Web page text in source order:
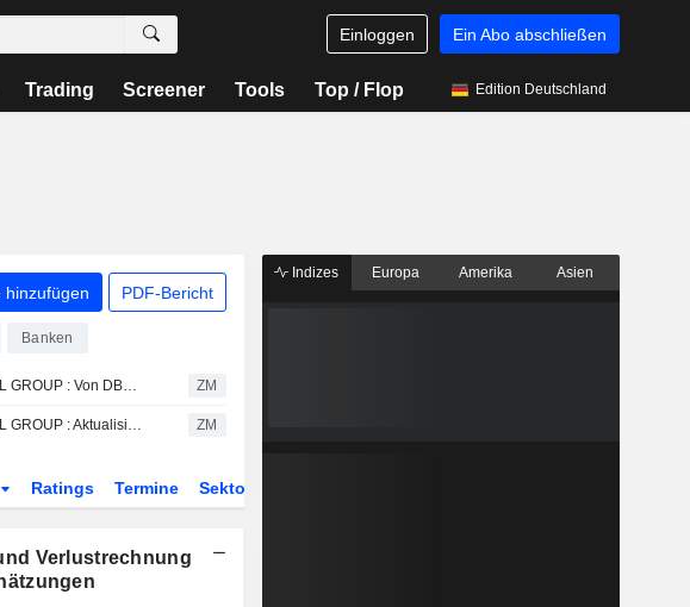
Einloggen Ein Abo abschließen
Trading Screener Tools Top / Flop Edition Deutschland
hinzufügen PDF-Bericht
Banken
TISCO FINANCIAL GROUP : Von DBS Bank zum Kauf angehoben ZM
TISCO FINANCIAL GROUP : Aktualisiert von Phillip Securities ZM
Ratings Termine Sektor
Verlustrechnung
Indizes Europa Amerika Asien